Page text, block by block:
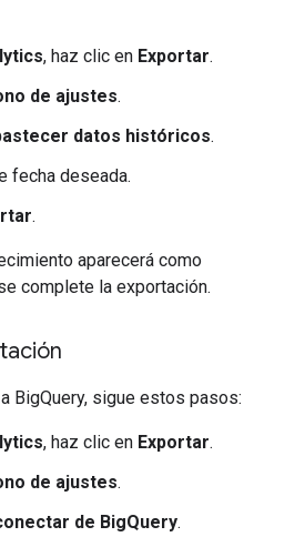
, haz clic en Exportar.
de ajustes.
datos históricos.
fecha deseada.
.
aparecerá como
complete la exportación.
BigQuery, sigue estos pasos:
, haz clic en Exportar.
de ajustes.
de BigQuery.